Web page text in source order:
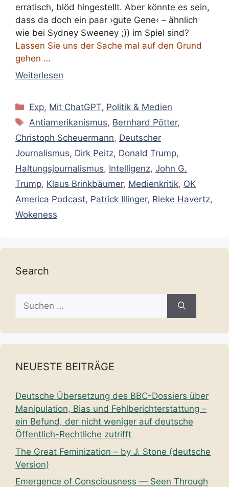
erratisch, blöd hingestellt. Aber könnte es sein,
dass da doch ein paar ›gute Gene‹ – ähnlich
wie bei Sydney Sweeney ;)) im Spiel sind?
Lassen Sie uns der Sache mal auf den Grund
gehen …
Weiterlesen
Kategorien
Exp, Mit ChatGPT, Politik & Medien
Schlagwörter
Antiamerikanismus, Bernhard Pötter,
Christoph Scheuermann, Deutscher
Journalismus, Dirk Peitz, Donald Trump,
Haltungsjournalismus, Intelligenz, John G.
Trump, Klaus Brinkbäumer, Medienkritik, OK
America Podcast, Patrick Illinger, Rieke Havertz,
Wokeness
Search
Suche
nach:
NEUESTE BEITRÄGE
Deutsche Übersetzung des BBC-Dossiers über
Manipulation, Bias und Fehlberichterstattung –
ein Befund, der nicht weniger auf deutsche
Öffentlich-Rechtliche zutrifft
The Great Feminization – by J. Stone (deutsche
Version)
Emergence of Consciousness — Seen Through